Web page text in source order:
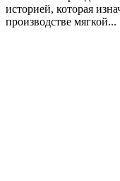
историей, которая
производстве мягкой...